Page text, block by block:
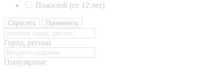
Пожилой (от 12 лет)
Сбросить Применить
Город, регион
Популярные